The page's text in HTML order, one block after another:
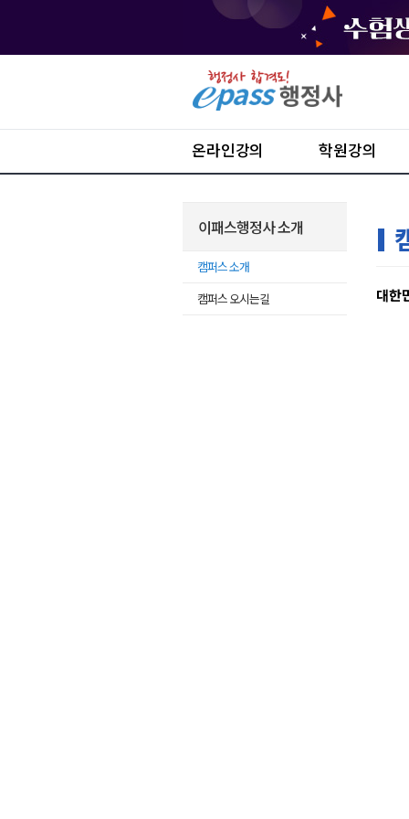
온라인강의 학원강의
이패스행정사 소개
캠퍼스 소개
캠퍼스 오시는길
대한